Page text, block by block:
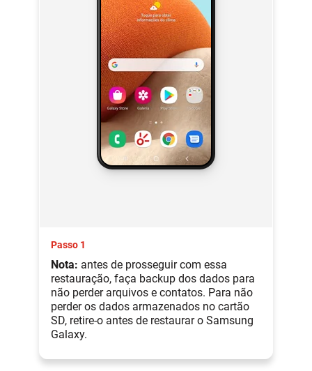
Passo 1
Nota: antes de prosseguir com essa
restauração, faça backup dos dados para
não perder arquivos e contatos. Para não
perder os dados armazenados no cartão
SD, retire-o antes de restaurar o Samsung
Galaxy.